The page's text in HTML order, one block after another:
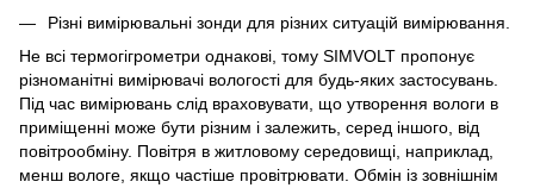
Різні вимірювальні зонди для різних ситуацій вимірювання.
Не всі термогігрометри однакові, тому SIMVOLT пропонує
різноманітні вимірювачі вологості для будь-яких застосувань.
Під час вимірювань слід враховувати, що утворення вологи в
приміщенні може бути різним і залежить, серед іншого, від
повітрообміну. Повітря в житловому середовищі, наприклад,
менш вологе, якщо частіше провітрювати. Обмін із зовнішнім